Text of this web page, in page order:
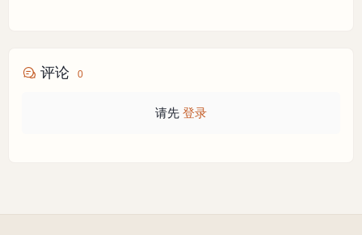
评论 0
请先 登录